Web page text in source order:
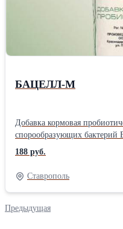
БАЦЕЛЛ-М
Добавка кормовая
спорообразующих бактерий
Lactobacillus paracasei,
подсолнечного или
культур. Дозировка из расчета г/гол в день: телятам 10-30 г;
быкам на откорме 100 г;
10 г; козам 30 г. Дозировка
поросятам 3 кг;
188 руб.
Ставрополь
Предыдущая